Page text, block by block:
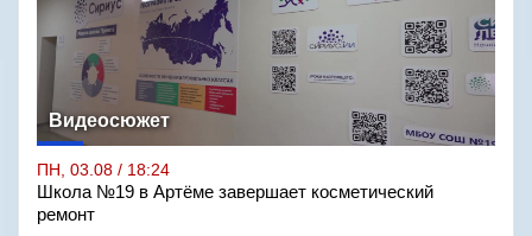
Видеосюжет
ПН, 03.08 / 18:24
Школа №19 в Артёме завершает косметический
ремонт